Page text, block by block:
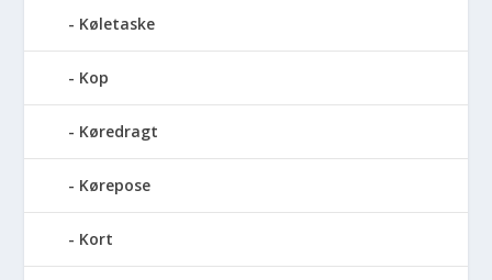
Køletaske
Kop
Køredragt
Kørepose
Kort